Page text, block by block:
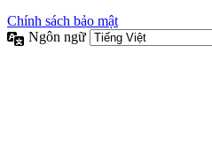
Chính sách bảo mật
Ngôn ngữ